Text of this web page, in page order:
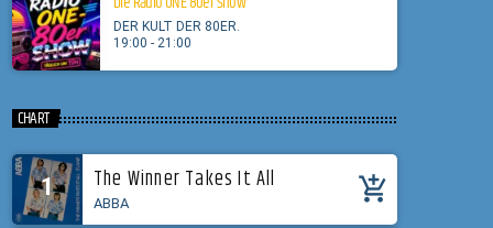
DER KULT DER 80ER.
19:00 - 21:00
CHART
1 The Winner Takes It All
ABBA add_shopping_cart